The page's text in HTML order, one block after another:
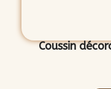
Coussin